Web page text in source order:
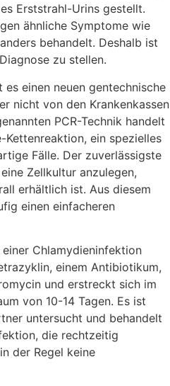
Erststrahl-Urins gestellt.
ähnliche Symptome wie
behandelt. Deshalb ist
zu stellen.
einen neuen gentechnische
nicht von den Krankenkassen
PCR-Technik handelt
Kettenreaktion, ein spezielles
Fälle. Der zuverlässigste
Zellkultur anzulegen,
erhältlich ist. Aus diesem
einen einfacheren
einer Chlamydieninfektion
einem Antibiotikum,
und erstreckt sich im
von 10-14 Tagen. Es ist
untersucht und behandelt
die rechtzeitig
der Regel keine